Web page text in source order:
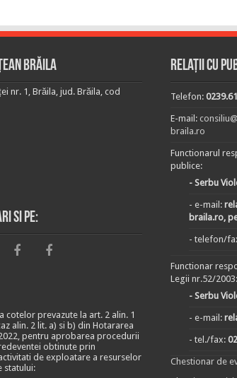
Brăila
nr. 1, Brăila, jud. Brăila, cod
si pe:
cotelor prevazute la art. 2 alin. 1
alin. 2 lit. a) si b) din Hotararea
pentru aprobarea procedurii
obtinute prin
de exploatare a resurselor
statului:
Relații cu
Telefon:
E-mail:
braila.ro
Functionarul
publice:
- Serbu
- e-mail:
braila.ro,
- telefon/
Functionar
Legii nr.52/2003:
- Serbu
- e-mail:
- tel./fax:
Chestionar de